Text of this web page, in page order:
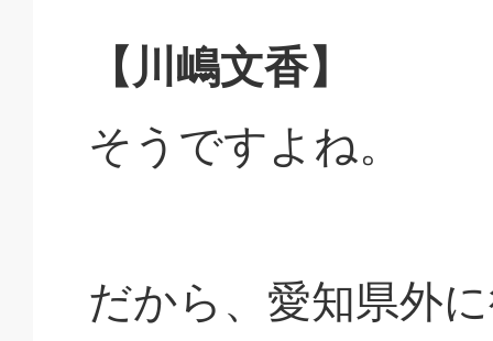
【川嶋文香】
そうですよね。
だから、愛知県外